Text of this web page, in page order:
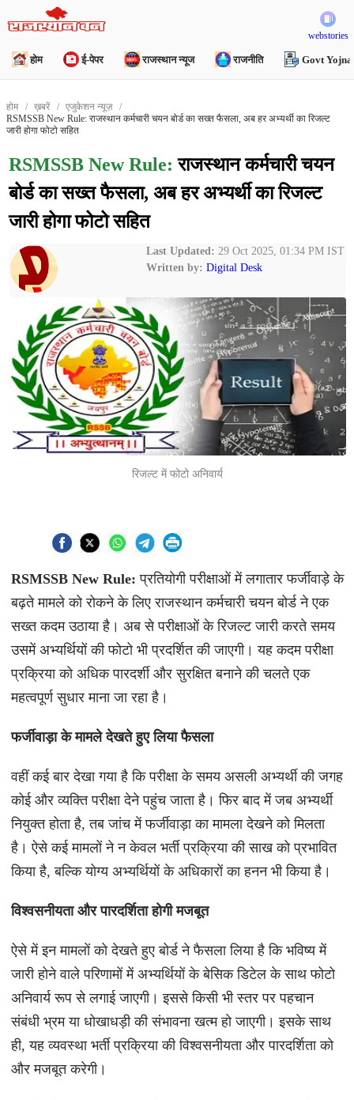
webstories
होम ई-पेपर राजस्थान न्यूज राजनीति Govt Yojna
होम ख़बरें
एजुकेशन न्यूज़
RSMSSB New Rule: राजस्थान कर्मचारी चयन बोर्ड का सख्त फैसला, अब हर अभ्यर्थी का रिजल्ट
जारी होगा फोटो सहित
RSMSSB New Rule: राजस्थान कर्मचारी चयन
बोर्ड का सख्त फैसला, अब हर अभ्यर्थी का रिजल्ट
जारी होगा फोटो सहित
Last Updated: 29 Oct 2025, 01:34 PM IST
Written by: Digital Desk
रिजल्ट में फोटो अनिवार्य
RSMSSB New Rule: प्रतियोगी परीक्षाओं में लगातार फर्जीवाड़े के
बढ़ते मामले को रोकने के लिए राजस्थान कर्मचारी चयन बोर्ड ने एक
सख्त कदम उठाया है। अब से परीक्षाओं के रिजल्ट जारी करते समय
उसमें अभ्यर्थियों की फोटो भी प्रदर्शित की जाएगी। यह कदम परीक्षा
प्रक्रिया को अधिक पारदर्शी और सुरक्षित बनाने की चलते एक
महत्वपूर्ण सुधार माना जा रहा है।
फर्जीवाड़ा के मामले देखते हुए लिया फैसला
वहीं कई बार देखा गया है कि परीक्षा के समय असली अभ्यर्थी की जगह
कोई और व्यक्ति परीक्षा देने पहुंच जाता है। फिर बाद में जब अभ्यर्थी
नियुक्त होता है, तब जांच में फर्जीवाड़ा का मामला देखने को मिलता
है। ऐसे कई मामलों ने न केवल भर्ती प्रक्रिया की साख को प्रभावित
किया है, बल्कि योग्य अभ्यर्थियों के अधिकारों का हनन भी किया है।
विश्वसनीयता और पारदर्शिता होगी मजबूत
ऐसे में इन मामलों को देखते हुए बोर्ड ने फैसला लिया है कि भविष्य में
जारी होने वाले परिणामों में अभ्यर्थियों के बेसिक डिटेल के साथ फोटो
अनिवार्य रूप से लगाई जाएगी। इससे किसी भी स्तर पर पहचान
संबंधी भ्रम या धोखाधड़ी की संभावना खत्म हो जाएगी। इसके साथ
ही, यह व्यवस्था भर्ती प्रक्रिया की विश्वसनीयता और पारदर्शिता को
और मजबूत करेगी।